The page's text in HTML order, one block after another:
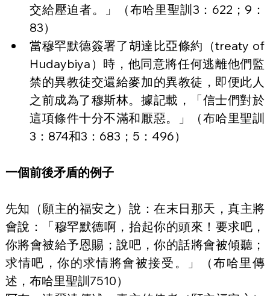
交給壓迫者。」（布哈里聖訓3：622；9：
83）
當穆罕默德簽署了胡達比亞條約（treaty of
Hudaybiya）時，他同意將任何逃離他們監
禁的異教徒交還給麥加的異教徒，即便此人
之前成為了穆斯林。據記載，「信士們對於
這項條件十分不滿和厭惡。」（布哈里聖訓
3：874和3：683；5：496）
一個前後矛盾的例子
先知（願主的福安之）說：在末日那天，真主將
會說：「穆罕默德啊，抬起你的頭來！要求吧，
你將會被給予恩賜；說吧，你的話將會被傾聽；
求情吧，你的求情將會被接受。」（布哈里傳
述，布哈里聖訓7510）